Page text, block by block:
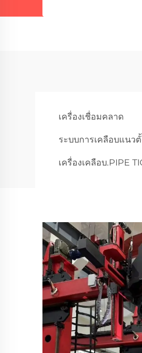
เครื่องเชื่อมคลาด
ระบบการเคลือบแนว
เครื่องเคลือบ.PIPE